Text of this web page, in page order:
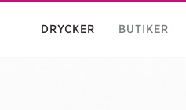
DRYCKER BUTIKER